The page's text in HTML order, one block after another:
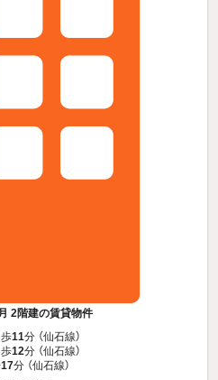
2階建の賃貸物件
11分 （仙石線）
12分 （仙石線）
17分 （仙石線）